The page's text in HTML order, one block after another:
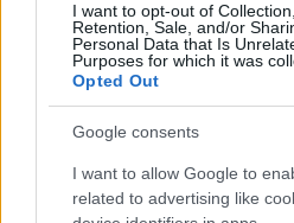
I want to opt-out of
Retention, Sale, and/or
Personal Data that Is
Purposes for which it was
Opted Out
Google consents
I want to allow Google to
related to advertising like